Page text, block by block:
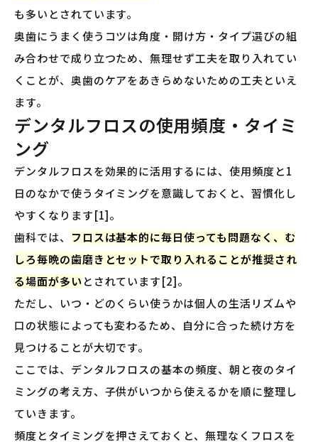
も多いとされています。
奥歯にうまく使うコツは角度・開け方・タイプ選びの組
み合わせで成り立つため、無理せず工夫を取り入れてい
くことが、奥歯のケアをあきらめないための工夫といえ
ます。
デンタルフロスの使用頻度・タイミ
ング
デンタルフロスを効果的に活用するには、使用頻度と1
日のなかで使うタイミングを意識しておくと、習慣化し
やすくなります[1]。
歯科では、
フロスは基本的に毎日使っても問題なく、む
しろ毎晩の歯磨きとセットで取り入れることが推奨され
る場面が多いとされています[2]。
ただし、いつ・どのくらい使うかは個人の生活リズムや
口の状態によっても変わるため、自分に合った続け方を
見つけることが大切です。
ここでは、デンタルフロスの基本の頻度、朝と夜のタイ
ミングの考え方、子供がいつから使えるかを順に整理し
ていきます。
頻度とタイミングを押さえておくと、無理なくフロスを